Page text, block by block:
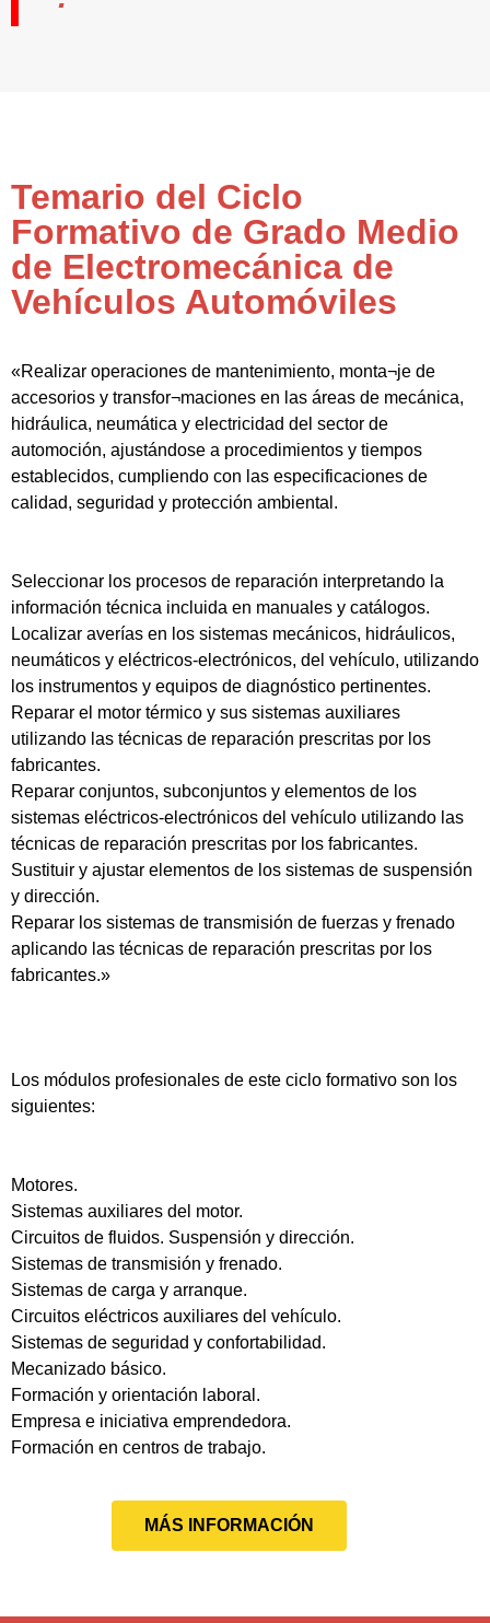
Temario del Ciclo
Formativo de Grado Medio
de Electromecánica de
Vehículos Automóviles
«Realizar operaciones de mantenimiento, monta¬je de
accesorios y transfor¬maciones en las áreas de mecánica,
hidráulica, neumática y electricidad del sector de
automoción, ajustándose a procedimientos y tiempos
establecidos, cumpliendo con las especificaciones de
calidad, seguridad y protección ambiental.
Seleccionar los procesos de reparación interpretando la
información técnica incluida en manuales y catálogos.
Localizar averías en los sistemas mecánicos, hidráulicos,
neumáticos y eléctricos-electrónicos, del vehículo, utilizando
los instrumentos y equipos de diagnóstico pertinentes.
Reparar el motor térmico y sus sistemas auxiliares
utilizando las técnicas de reparación prescritas por los
fabricantes.
Reparar conjuntos, subconjuntos y elementos de los
sistemas eléctricos-electrónicos del vehículo utilizando las
técnicas de reparación prescritas por los fabricantes.
Sustituir y ajustar elementos de los sistemas de suspensión
y dirección.
Reparar los sistemas de transmisión de fuerzas y frenado
aplicando las técnicas de reparación prescritas por los
fabricantes.»
Los módulos profesionales de este ciclo formativo son los
siguientes:
Motores.
Sistemas auxiliares del motor.
Circuitos de fluidos. Suspensión y dirección.
Sistemas de transmisión y frenado.
Sistemas de carga y arranque.
Circuitos eléctricos auxiliares del vehículo.
Sistemas de seguridad y confortabilidad.
Mecanizado básico.
Formación y orientación laboral.
Empresa e iniciativa emprendedora.
Formación en centros de trabajo.
MÁS INFORMACIÓN